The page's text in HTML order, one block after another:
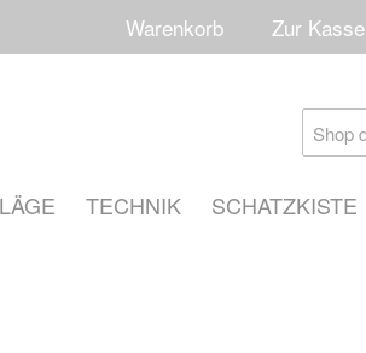
Warenkorb Zur Kasse
TECHNIK
SCHATZKISTE